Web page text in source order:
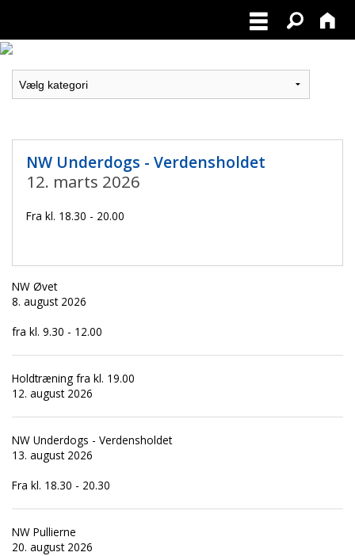
NW Underdogs - Verdensholdet
12. marts 2026
Fra kl. 18.30 - 20.00
NW Øvet
8. august 2026
fra kl. 9.30 - 12.00
Holdtræning fra kl. 19.00
12. august 2026
NW Underdogs - Verdensholdet
13. august 2026
Fra kl. 18.30 - 20.30
NW Pullierne
20. august 2026